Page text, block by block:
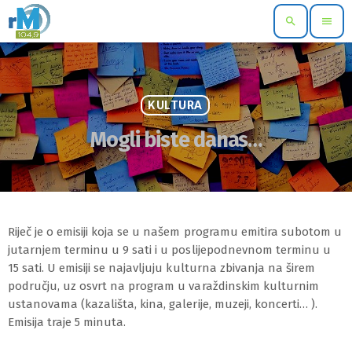
search menu
KULTURA
Mogli biste danas…
Riječ je o emisiji koja se u našem programu emitira subotom u
jutarnjem terminu u 9 sati i u poslijepodnevnom terminu u
15 sati. U emisiji se najavljuju kulturna zbivanja na širem
području, uz osvrt na program u varaždinskim kulturnim
ustanovama (kazališta, kina, galerije, muzeji, koncerti… ).
Emisija traje 5 minuta.